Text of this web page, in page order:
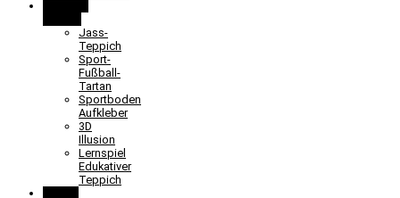
Jass-
Teppich
Sport-
Fußball-
Tartan
Sportboden
Aufkleber
3D
Illusion
Lernspiel
Edukativer
Teppich